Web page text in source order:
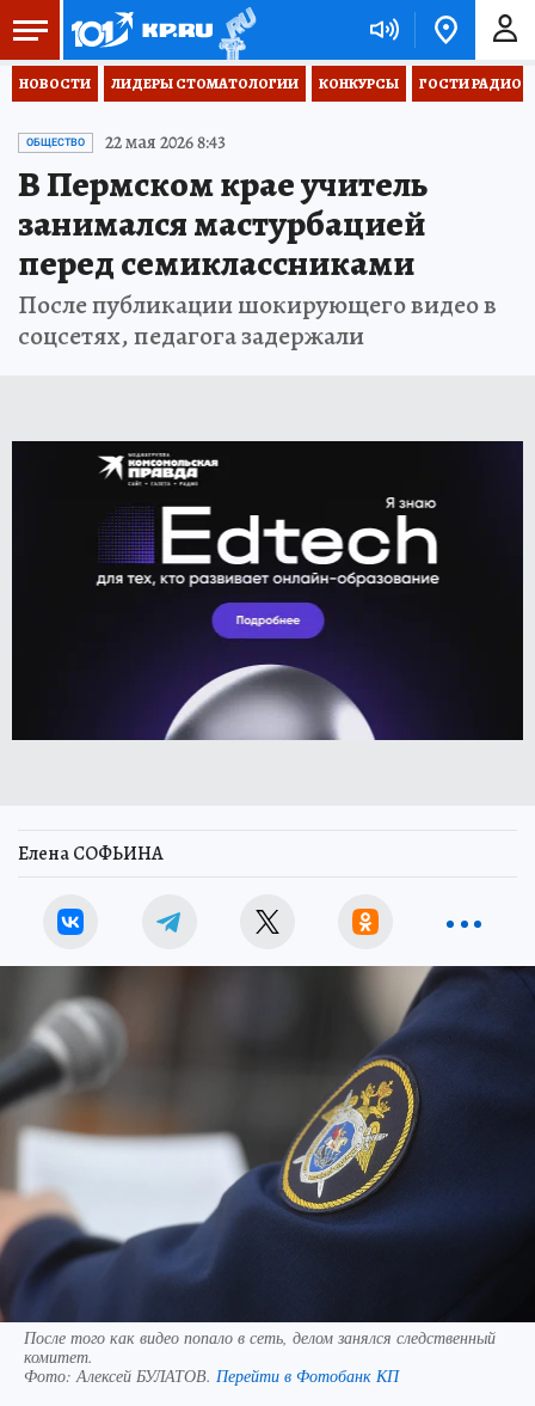
НОВОСТИ ЛИДЕРЫ СТОМАТОЛОГИИ КОНКУРСЫ ГОСТИ РАДИО
ОБЩЕСТВО 22 мая 2026 8:43
В Пермском крае учитель
занимался мастурбацией
перед семиклассниками
После публикации шокирующего видео в
соцсетях, педагога задержали
Елена СОФЬИНА
После того как видео попало в сеть, делом занялся следственный
комитет.
Фото:Алексей БУЛАТОВ. Перейти в Фотобанк КП